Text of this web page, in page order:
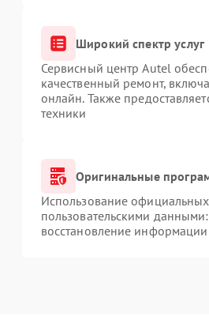
Широкий спектр услуг
Сервисный центр Autel
качественный ремонт,
онлайн. Также
техники
Оригинальные
Использование
пользовательскими
восстановление